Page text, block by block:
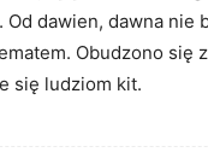
dawien, dawna nie
Obudzono się
się ludziom kit.